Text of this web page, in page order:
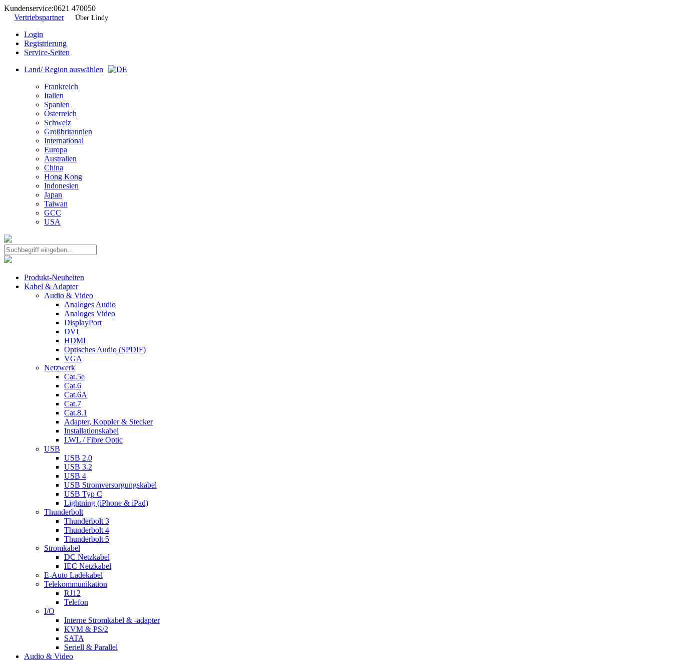
Kundenservice:0621 470050
Vertriebspartner
Über Lindy
Login
Registrierung
Service-Seiten
Land/ Region auswählen
Frankreich
Italien
Spanien
Österreich
Schweiz
Großbritannien
International
Europa
Australien
China
Hong Kong
Indonesien
Japan
Taiwan
GCC
USA
Produkt-Neuheiten
Kabel & Adapter
Audio & Video
Analoges Audio
Analoges Video
DisplayPort
DVI
HDMI
Optisches Audio (SPDIF)
VGA
Netzwerk
Cat.5e
Cat.6
Cat.6A
Cat.7
Cat.8.1
Adapter, Koppler & Stecker
Installationskabel
LWL / Fibre Optic
USB
USB 2.0
USB 3.2
USB 4
USB Stromversorgungskabel
USB Typ C
Lightning (iPhone & iPad)
Thunderbolt
Thunderbolt 3
Thunderbolt 4
Thunderbolt 5
Stromkabel
DC Netzkabel
IEC Netzkabel
E-Auto Ladekabel
Telekommunikation
RJ12
Telefon
I/O
Interne Stromkabel & -adapter
KVM & PS/2
SATA
Seriell & Parallel
Audio & Video